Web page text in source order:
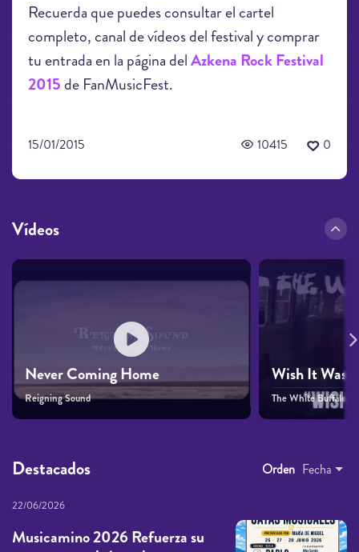
Recuerda que puedes consultar el cartel
completo, canal de vídeos del festival y comprar
tu entrada en la página delAzkena Rock Festival
2015 de FanMusicFest.
15/01/2015 10415 0
Vídeos
Never Coming Home
Reigning Sound
Wish It Was
The White Buffalo
Destacados Orden Fecha
22/06/2026
Musicamino 2026 Refuerza su